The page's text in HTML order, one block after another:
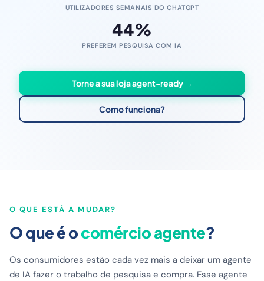
UTILIZADORES SEMANAIS DO CHATGPT
44%
PREFEREM PESQUISA COM IA
Torne a sua loja agent-ready →
Como funciona?
O QUE ESTÁ A MUDAR?
O que é ocomércio agente?
Os consumidores estão cada vez mais a deixar um agente
de IA fazer o trabalho de pesquisa e compra. Esse agente